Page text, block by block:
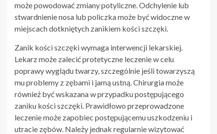
może powodować zmiany potyliczne. Odchylenie lub
stwardnienie nosa lub policzka może być widoczne w
miejscach dotkniętych zanikiem kości szczęki.
Zanik kości szczęki wymaga interwencji lekarskiej.
Lekarz może zalecić protetyczne leczenie w celu
poprawy wyglądu twarzy, szczególnie jeśli towarzyszą
mu problemy z zębami i jamą ustną. Chirurgia może
również być wskazana w przypadku postępującego
zaniku kości szczęki. Prawidłowo przeprowadzone
leczenie może zapobiec postępującemu uszkodzeniu i
utracie zębów. Należy jednak regularnie wizytować